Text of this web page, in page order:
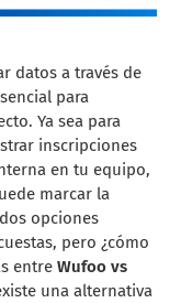
datos a través de
para
Ya sea para
inscripciones
en tu equipo,
marcar la
opciones
pero ¿cómo
entreWufoo vs
una alternativa